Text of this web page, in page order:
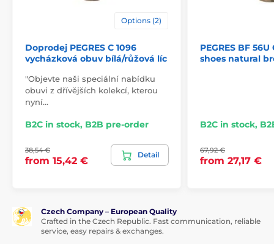
Options (2)
Doprodej PEGRES C 1096
vycházková obuv bílá/růžová líc
"Objevte naši speciální nabídku
obuvi z dřívějších kolekcí, kterou
nyní…
B2C in stock, B2B pre-order
38,54 €
from 15,42 €
Detail
PEGRES BF
shoes natural
B2C in stock,
67,92 €
from 27,17 €
Czech Company – European Quality
Crafted in the Czech Republic. Fast communication, reliable
service, easy repairs & exchanges.